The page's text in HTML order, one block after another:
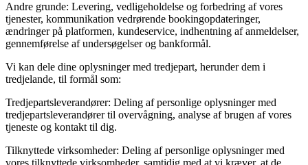
Andre grunde: Levering, vedligeholdelse og forbedring af vores
tjenester, kommunikation vedrørende bookingopdateringer,
ændringer på platformen, kundeservice, indhentning af anmeldelser,
gennemførelse af undersøgelser og bankformål.
Vi kan dele dine oplysninger med tredjepart, herunder dem i
tredjelande, til formål som:
Tredjepartsleverandører: Deling af personlige oplysninger med
tredjepartsleverandører til overvågning, analyse af brugen af vores
tjeneste og kontakt til dig.
Tilknyttede virksomheder: Deling af personlige oplysninger med
vores tilknyttede virksomheder, samtidig med at vi kræver, at de